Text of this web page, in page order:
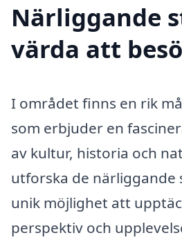
Närliggande
värda att
I området finns en rik
som erbjuder en
av kultur, historia och
utforska de närliggande
unik möjlighet att
perspektiv och